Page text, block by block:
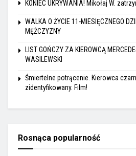
KONIEC UKRYWANIA! Mikołaj W.
WALKA O ŻYCIE 11-MIESIĘCZNEGO
MĘŻCZYZNY
LIST GOŃCZY ZA KIEROWCĄ
WASILEWSKI
Śmiertelne potrącenie. Kierowca
zidentyfikowany. Film!
Rosnąca popularność